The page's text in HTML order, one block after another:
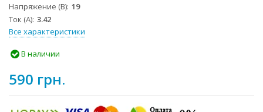
Напряжение (В) 19
Ток (А) 3.42
Все характеристики
В наличии
590 грн.